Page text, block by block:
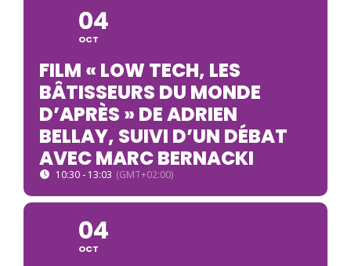
04
OCT
FILM « LOW TECH, LES
BÂTISSEURS DU MONDE
D’APRÈS » DE ADRIEN
BELLAY, SUIVI D’UN DÉBAT
AVEC MARC BERNACKI
10:30 - 13:03 (GMT+02:00)
04
OCT